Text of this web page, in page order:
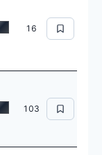
16
103